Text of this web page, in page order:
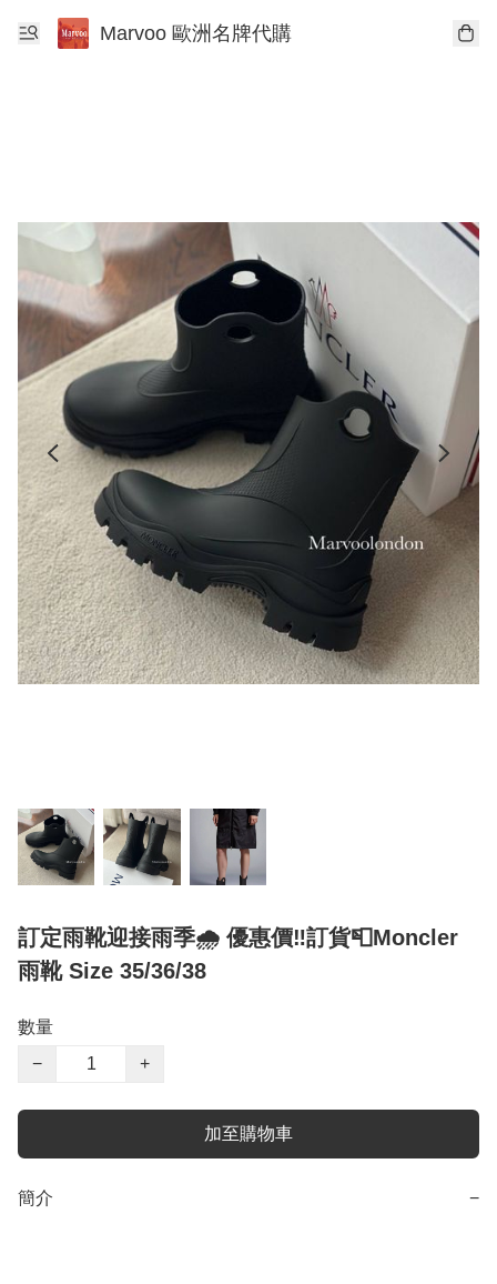
Marvoo 歐洲名牌代購
訂定雨靴迎接雨季🌧️ 優惠價‼️訂貨📮Moncler
雨靴 Size 35/36/38
數量
−
+
加至購物車
簡介 −